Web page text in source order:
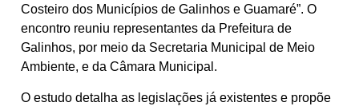
Costeiro dos Municípios de Galinhos e Guamaré”. O
encontro reuniu representantes da Prefeitura de
Galinhos, por meio da Secretaria Municipal de Meio
Ambiente, e da Câmara Municipal.
O estudo detalha as legislações já existentes e propõe